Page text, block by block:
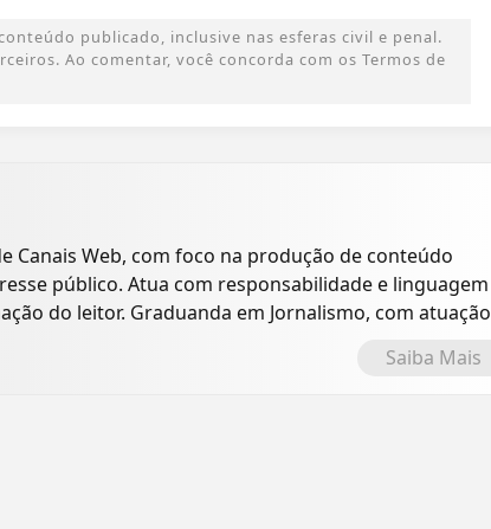
publicado, inclusive nas esferas civil e penal.
Ao comentar, você concorda com os Termos de
Canais Web, com foco na produção de conteúdo
público. Atua com responsabilidade e linguagem
do leitor. Graduanda em Jornalismo, com atuação
Saiba Mais